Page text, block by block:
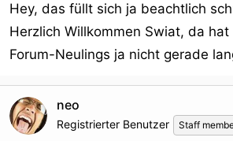
Hey, das füllt sich ja beachtlich
Herzlich Willkommen Swiat, da
Forum-Neulings ja nicht gerade
neo
Registrierter Benutzer Staff